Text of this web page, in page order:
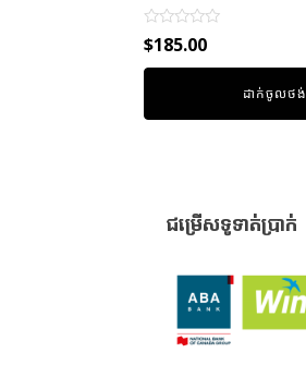
Rated
0
out
$185.00
ដាក់ចូលថង់
ជម្រើសទូទាត់ប្រាក់